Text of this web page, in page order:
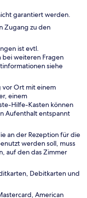
garantiert werden.
Zugang zu den
ist evtl.
weiteren Fragen
siehe
vor Ort mit einem
einem
Hilfe-Kasten können
Aufenthalt entspannt
an der Rezeption für die
werden soll, muss
auf den das Zimmer
Debitkarten und
American